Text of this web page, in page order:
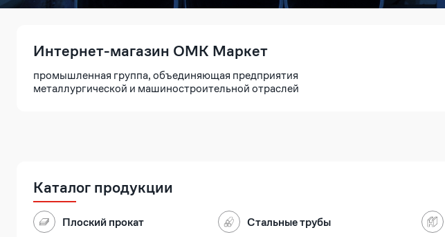
Интернет-магазин ОМК Маркет
промышленная группа, объединяющая предприятия
металлургической и машиностроительной отраслей
Каталог продукции
Плоский прокат Стальные трубы